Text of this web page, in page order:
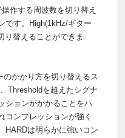
作する周波数を切り替え
です。High(1kHz/ギター
り替えることができま
のかかり方を切り替えるス
Thresholdを超えたシグナ
ションがかかることをハ
コンプレッションが強く
HARDは明らかに強いコン